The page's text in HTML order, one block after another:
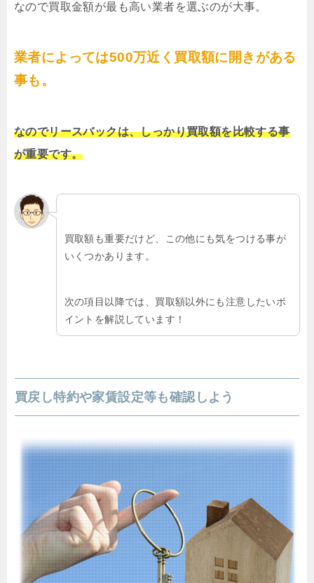
なので買取金額が最も高い業者を選ぶのが大事。
業者によっては500万近く買取額に開きがある
事も。
なのでリースバックは、しっかり買取額を比較する事
が重要です。
買取額も重要だけど、この他にも気をつける事が
いくつかあります。
次の項目以降では、買取額以外にも注意したいポ
イントを解説しています！
買戻し特約や家賃設定等も確認しよう